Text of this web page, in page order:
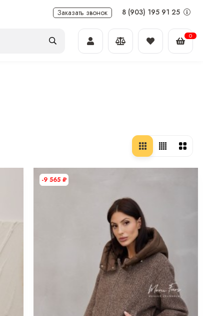
Заказать звонок 8 (903) 195 91 25
0
-9 565 ₽